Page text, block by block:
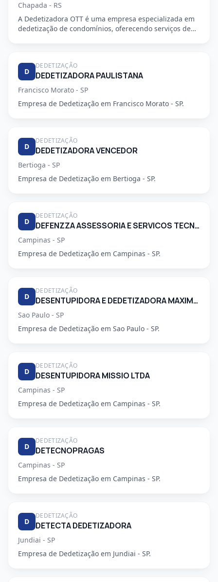
Chapada - RS
A Dedetizadora OTT é uma empresa especializada em
dedetização de condomínios, oferecendo serviços de
D
DEDETIZAÇÃO
DEDETIZADORA PAULISTANA
Francisco Morato - SP
Empresa de Dedetização em Francisco Morato - SP.
D
DEDETIZAÇÃO
DEDETIZADORA VENCEDOR
Bertioga - SP
Empresa de Dedetização em Bertioga - SP.
D
DEDETIZAÇÃO
DEFENZZA ASSESSORIA E SERVICOS TECNICOS LTDA
Campinas - SP
Empresa de Dedetização em Campinas - SP.
D
DEDETIZAÇÃO
DESENTUPIDORA E DEDETIZADORA MAXIMO EMPENHO LTDA
Sao Paulo - SP
Empresa de Dedetização em Sao Paulo - SP.
D
DEDETIZAÇÃO
DESENTUPIDORA MISSIO LTDA
Campinas - SP
Empresa de Dedetização em Campinas - SP.
D
DEDETIZAÇÃO
DETECNOPRAGAS
Campinas - SP
Empresa de Dedetização em Campinas - SP.
D
DEDETIZAÇÃO
DETECTA DEDETIZADORA
Jundiai - SP
Empresa de Dedetização em Jundiai - SP.